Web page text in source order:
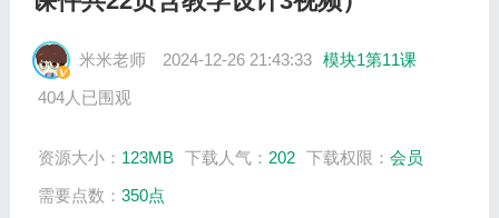
米米老师 2024-12-26 21:43:33 模块1第11课
404人已围观
资源大小： 123MB 下载人气： 202 下载权限： 会员
需要点数： 350点